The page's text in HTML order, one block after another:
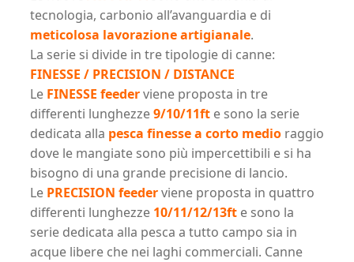
quantità
tecnologia, carbonio all’avanguardia e di
meticolosa lavorazione artigianale.
La serie si divide in tre tipologie di canne:
FINESSE / PRECISION / DISTANCE
Le FINESSE feederviene proposta in tre
differenti lunghezze9/10/11ft e sono la serie
dedicata alla pesca finesse a corto medioraggio
dove le mangiate sono più impercettibili e si ha
bisogno di una grande precisione di lancio.
Le PRECISION feederviene proposta in quattro
differenti lunghezze 10/11/12/13fte sono la
serie dedicata alla pesca a tutto campo sia in
acque libere che nei laghi commerciali. Canne